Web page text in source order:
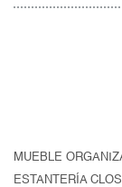
MUEBLE
ESTANTERÍA